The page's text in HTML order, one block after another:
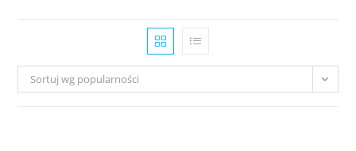
Sortuj wg popularności